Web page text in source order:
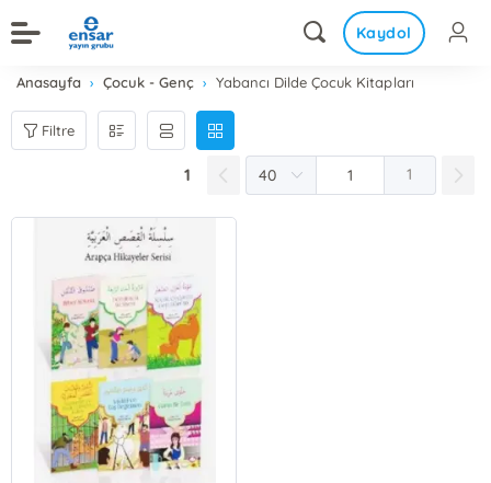
Kaydol
Anasayfa Çocuk - Genç Yabancı Dilde Çocuk Kitapları
Filtre
1 1